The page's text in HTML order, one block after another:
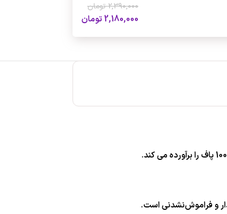
2,390,000 تومان
2,180,000 تومان